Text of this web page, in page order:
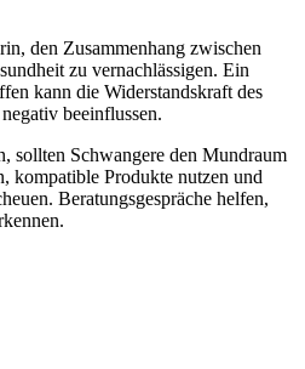
den Zusammenhang zwischen
zu vernachlässigen. Ein
kann die Widerstandskraft des
beeinflussen.
sollten Schwangere den Mundraum
kompatible Produkte nutzen und
Beratungsgespräche helfen,